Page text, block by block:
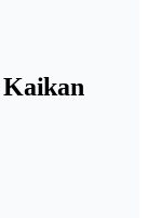
Kaikan